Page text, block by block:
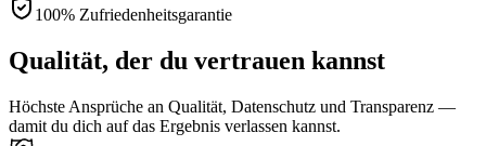
100% Zufriedenheitsgarantie
Qualität, der du vertrauen kannst
Höchste Ansprüche an Qualität, Datenschutz und Transparenz —
damit du dich auf das Ergebnis verlassen kannst.